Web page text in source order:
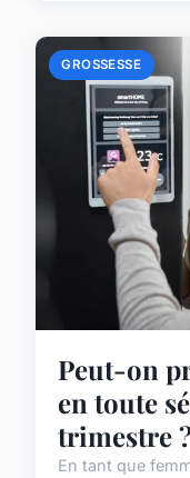
GROSSESSE
Peut-on
en toute
trimestre
En tant que